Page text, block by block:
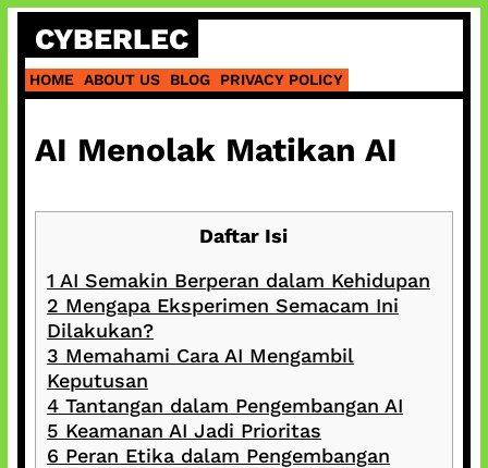
Skip
content
CYBERLEC
HOME ABOUT US BLOG PRIVACY POLICY
AI Menolak Matikan AI
Daftar Isi
1 AI Semakin Berperan dalam Kehidupan
2 Mengapa Eksperimen Semacam Ini
Dilakukan?
3 Memahami Cara AI Mengambil
Keputusan
4Tantangan dalam Pengembangan AI
5 Keamanan AI Jadi Prioritas
6 Peran Etika dalam Pengembangan